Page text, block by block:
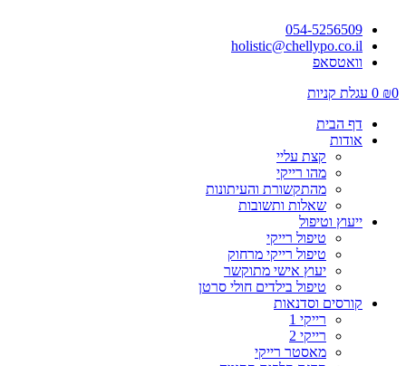
054-5256509
holistic@chellypo.co.il
וואטסאפ
₪0
0 עגלת קניות
דף הבית
אודות
קצת עליי
מהו רייקי
מהתקשורת והעיתונות
שאלות ותשובות
ייעוץ וטיפול
טיפול רייקי
טיפול רייקי מרחוק
יעוץ אישי מתוקשר
טיפול בילדים חולי סרטן
קורסים וסדנאות
רייקי 1
רייקי 2
מאסטר רייקי